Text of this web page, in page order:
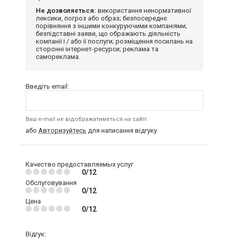
Не дозволяється: використання ненормативної
лексики, погроз або образ; безпосереднє
порівняння з іншими конкуруючими компаніями;
безпідставні заяви, що ображають діяльність
компанії і / або її послуги; розміщення посилань на
сторонні інтернет-ресурси; реклама та
самореклама.
Введіть email:
Ваш e-mail не відображатиметься на сайті
або Авторизуйтесь для написання відгуку
Качество предоставляемых услуг
0/12
Обслуговування
0/12
Цена
0/12
Відгук: